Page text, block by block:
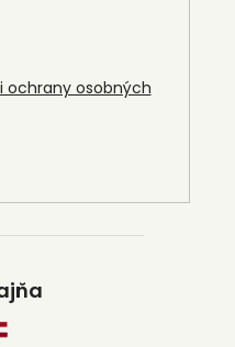
ochrany osobných